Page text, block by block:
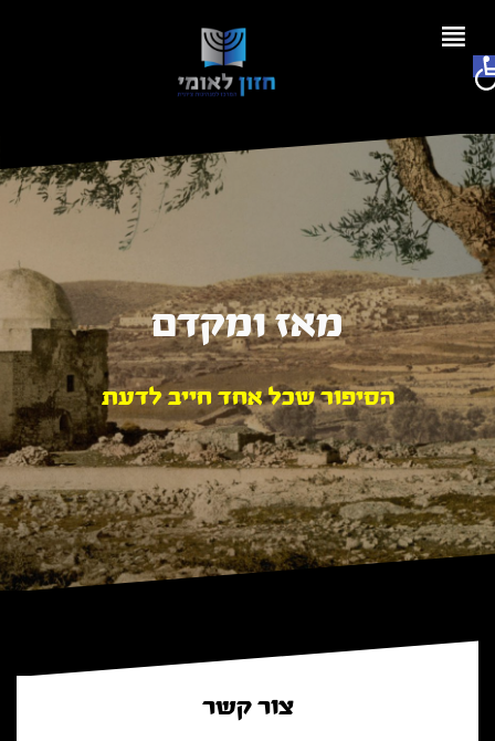
פתח סרגל נגישות
content
מאז ומקדם
הסיפור שכל אחד חייב לדעת
צור קשר